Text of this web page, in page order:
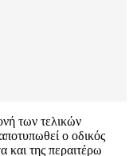
των τελικών
ο οδικός
και της περαιτέρω